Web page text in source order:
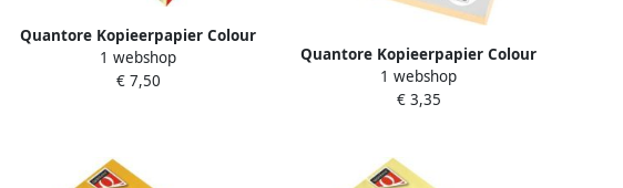
Quantore Kopieerpapier Colour
A4 120gr kanariegeel 250 vel
1 webshop
€ 7,50
Quantore Kopieerpapier Colour
A4 160gr creme 50 vel
1 webshop
€ 3,35